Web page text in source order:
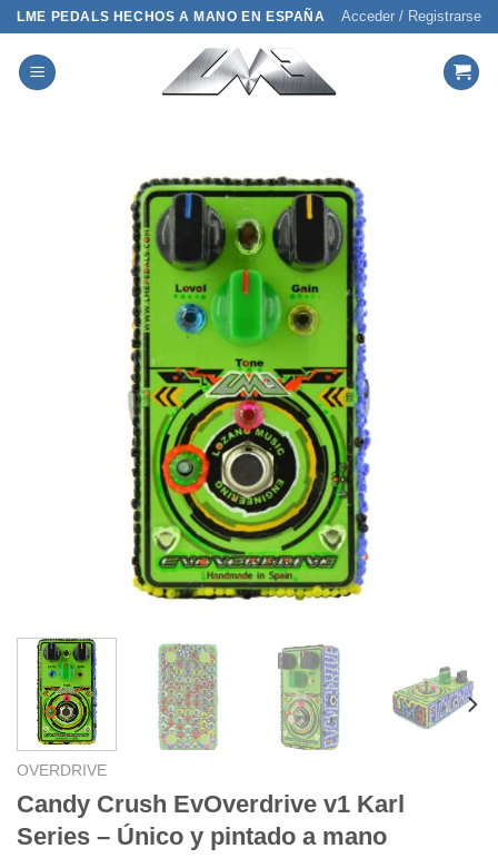
Saltar
contenido
LME PEDALS HECHOS A MANO EN ESPAÑA Acceder / Registrarse
OVERDRIVE
Candy Crush EvOverdrive v1 Karl
Series – Único y pintado a mano